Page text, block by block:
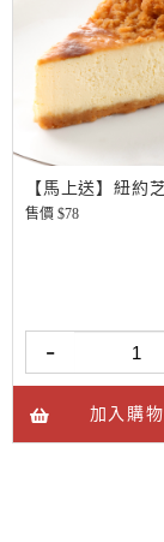
【馬上送】紐約
售價 $78
-
加入購